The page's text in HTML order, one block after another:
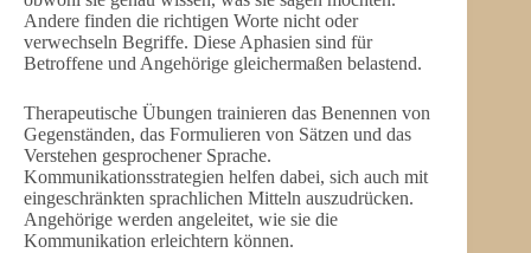
Andere finden die richtigen Worte nicht oder
verwechseln Begriffe. Diese Aphasien sind für
Betroffene und Angehörige gleichermaßen belastend.
Therapeutische Übungen trainieren das Benennen von
Gegenständen, das Formulieren von Sätzen und das
Verstehen gesprochener Sprache.
Kommunikationsstrategien helfen dabei, sich auch mit
eingeschränkten sprachlichen Mitteln auszudrücken.
Angehörige werden angeleitet, wie sie die
Kommunikation erleichtern können.